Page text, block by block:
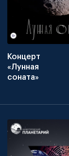
Концерт
«Лунная
соната»